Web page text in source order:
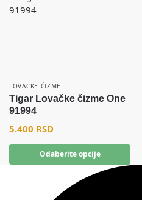
LOVACKE ČIZME
Tigar Lovačke čizme One
91994
5.400 RSD
Odaberite opcije